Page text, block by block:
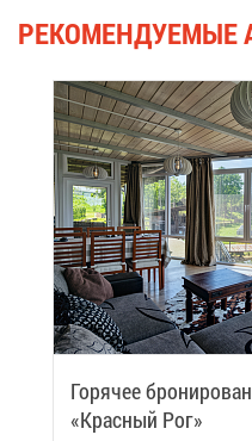
РЕ­КО­МЕН­ДУ­Е­МЫЕ
Го­ря­чее
«Крас­ный Рог»